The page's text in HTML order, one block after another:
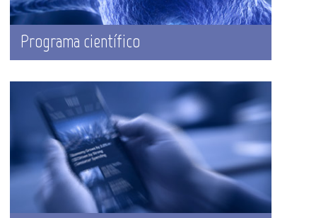
Programa científico